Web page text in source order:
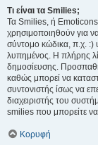
Τι είναι τα Smilies;
Τα Smilies, ή Emoticons,
χρησιμοποιηθούν για
σύντομο κώδικα, π.χ. :)
λυπημένος. Η πλήρης
δημοσίευσης.
καθώς μπορεί να
συντονιστής ίσως να
διαχειριστής του
smilies που μπορείτε
Κορυφή